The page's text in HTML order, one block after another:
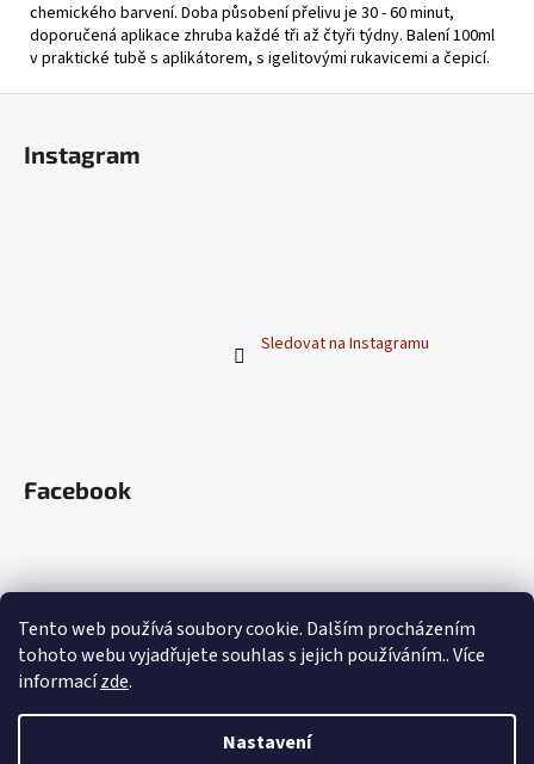
Tento web používá soubory cookie. Dalším procházením
tohoto webu vyjadřujete souhlas s jejich používáním.. Více
informacízde.
Nastavení
chemického barvení. Doba působení přelivu je 30 - 60 minut,
doporučená aplikace zhruba každé tři až čtyři týdny. Balení 100ml
v praktické tubě s aplikátorem, s igelitovými rukavicemi a čepicí.
100G
255
Kč
Instagram
Sledovat na Instagramu
Facebook
Přelivy Henné Color: Jak namíchat vysněný
odstín na míru
Co je to Henna?